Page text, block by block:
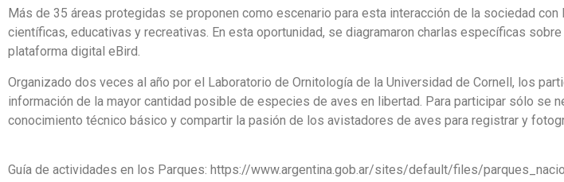
Más de 35 áreas protegidas se proponen como escenario para esta interacción de la sociedad
científicas, educativas y recreativas. En esta oportunidad, se diagramaron charlas específicas
plataforma digital eBird.
Organizado dos veces al año por el Laboratorio de Ornitología de la Universidad de Cornell, los
información de la mayor cantidad posible de especies de aves en libertad. Para participar sólo se
conocimiento técnico básico y compartir la pasión de los avistadores de aves para registrar y
Guía de actividades en los Parques: https://www.argentina.gob.ar/sites/default/files/